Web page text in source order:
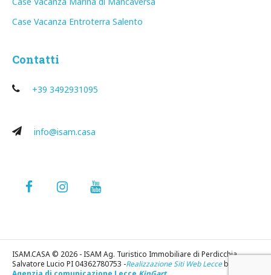
Case Vacanza Entroterra Salento
Contatti
+39 3492931095
info@isam.casa
ISAM.CASA © 2026 - ISAM Ag. Turistico Immobiliare di Perdicchia
Salvatore Lucio PI 04362780753 -Realizzazione Siti Web Lecceby